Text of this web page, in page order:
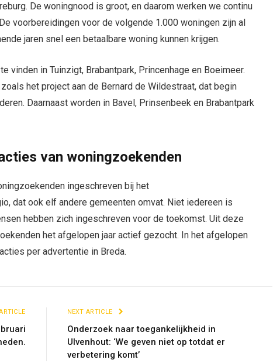
De woningnood is groot, en daarom werken we continu
voorbereidingen voor de volgende 1.000 woningen zijn al
jaren snel een betaalbare woning kunnen krijgen.
vinden in Tuinzigt, Brabantpark, Princenhage en Boeimeer.
het project aan de Bernard de Wildestraat, dat begin
Daarnaast worden in Bavel, Prinsenbeek en Brabantpark
van woningzoekenden
ingeschreven bij het
dat ook elf andere gemeenten omvat. Niet iedereen is
hebben zich ingeschreven voor de toekomst. Uit deze
het afgelopen jaar actief gezocht. In het afgelopen
per advertentie in Breda.
NEXT ARTICLE
Onderzoek naar toegankelijkheid in
Ulvenhout: ‘We geven niet op totdat er
verbetering komt’